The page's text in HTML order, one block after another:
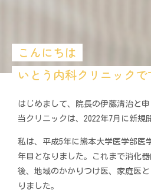
こんにちは
いとう内科クリニックで
はじめまして、院長の伊藤清治と申
当クリニックは、2022年7月に新規
私は、平成5年に熊本大学医学部医
年目となりました。これまで消化
後、地域のかかりつけ医、家庭医
りました。